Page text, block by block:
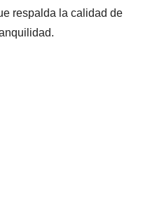
respalda la calidad de